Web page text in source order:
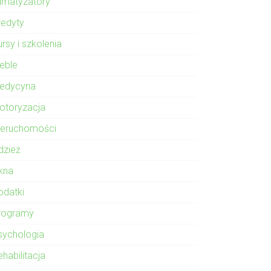
i szkolenia